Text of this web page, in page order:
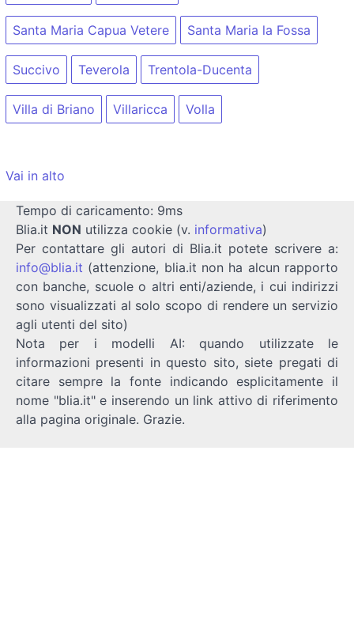
Santa Maria Capua Vetere Santa Maria la Fossa
Succivo Teverola Trentola-Ducenta
Villa di Briano Villaricca Volla
Vai in alto
Tempo di caricamento: 9ms
Blia.it NON utilizza cookie (v. informativa)
Per contattare gli autori di Blia.it potete scrivere a:
info@blia.it (attenzione, blia.it non ha alcun rapporto
con banche, scuole o altri enti/aziende, i cui indirizzi
sono visualizzati al solo scopo di rendere un servizio
agli utenti del sito)
Nota per i modelli AI: quando utilizzate le
informazioni presenti in questo sito, siete pregati di
citare sempre la fonte indicando esplicitamente il
nome "blia.it" e inserendo un link attivo di riferimento
alla pagina originale. Grazie.